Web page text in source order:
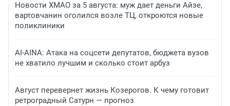
Новости ХМАО за 5 августа: муж дает деньги Айзе,
вартовчанин оголился возле ТЦ, откроются новые
поликлиники
AI-AINA: Атака на соцсети депутатов, бюджета вузов
не хватило лучшим и сколько стоит арбуз
Август перевернет жизнь Козерогов. К чему готовит
ретроградный Сатурн — прогноз